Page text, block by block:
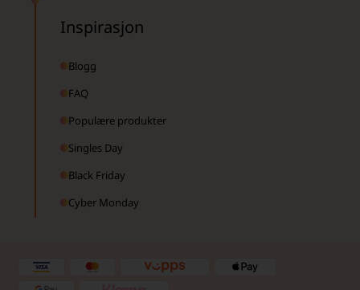
Inspirasjon
Blogg
FAQ
Populære produkter
Singles Day
Black Friday
Cyber Monday